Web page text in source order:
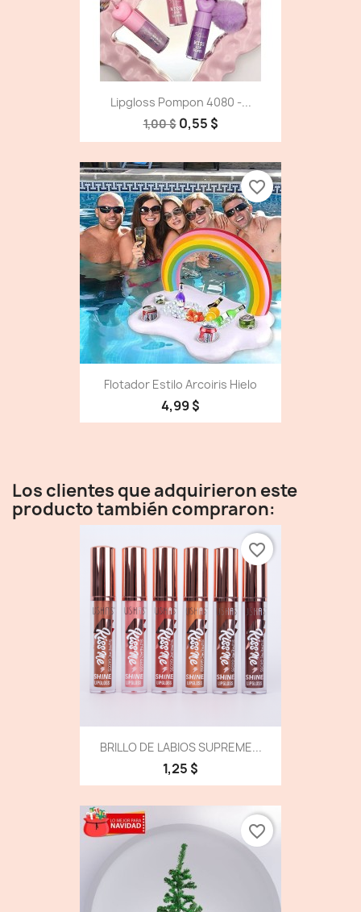
Lipgloss Pompon 4080 -...
1,00 $ 0,55 $
Flotador Estilo Arcoiris Hielo
4,99 $
favorite_border
Los clientes que adquirieron este
producto también compraron:
BRILLO DE LABIOS SUPREME...
1,25 $
favorite_border
favorite_border